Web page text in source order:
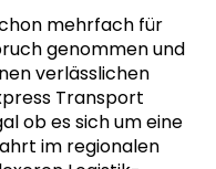
mehrfach für
genommen und
verlässlichen
Transport
ob es sich um eine
im regionalen